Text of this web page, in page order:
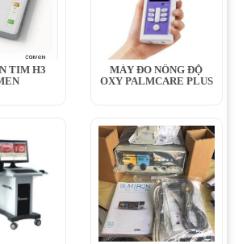
TIM H3
MÁY ĐO NỒNG ĐỘ
OXY PALMCARE PLUS